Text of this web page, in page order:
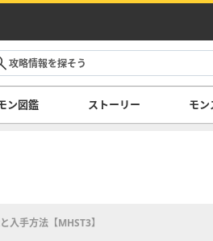
ン図鑑 ストーリー モン
入手方法【MHST3】